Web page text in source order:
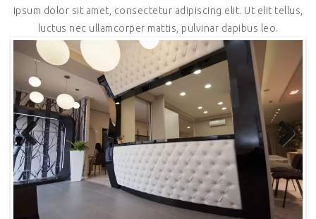
ipsum dolor sit amet, consectetur adipiscing elit. Ut elit tellus,
luctus nec ullamcorper mattis, pulvinar dapibus leo.
Previous Next